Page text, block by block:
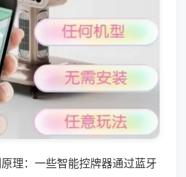
理：一些智能控牌器通过蓝牙